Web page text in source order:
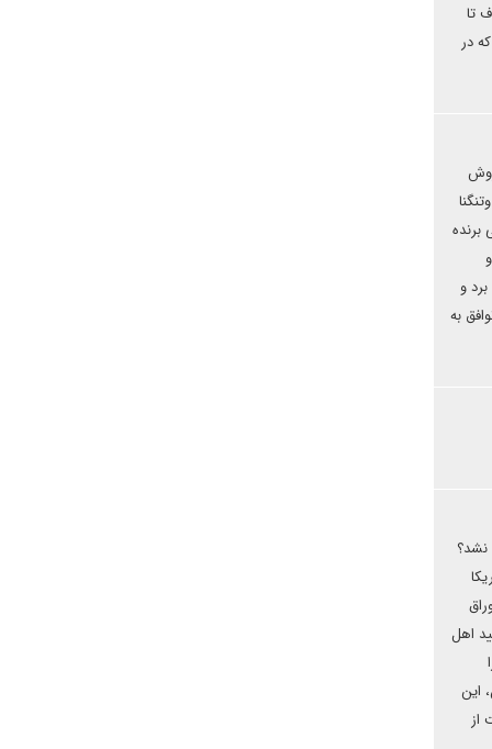
مسئله اف ای تی اف تا
کنند که در
برنده
و
به
گران نشد؟
فقط با اوراق
اهل
این
از